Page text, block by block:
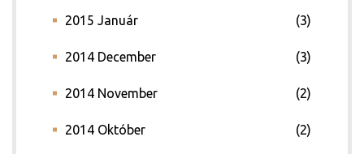
2015 Január (3)
2014 December (3)
2014 November (2)
2014 Október (2)